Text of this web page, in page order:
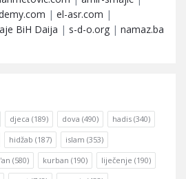
| el-asr.com |
BiH Daija | s-d-o.org | namaz.ba
djeca (189) dova (490) hadis (340)
hidžab (187) islam (353)
(580) kurban (190) liječenje (190)